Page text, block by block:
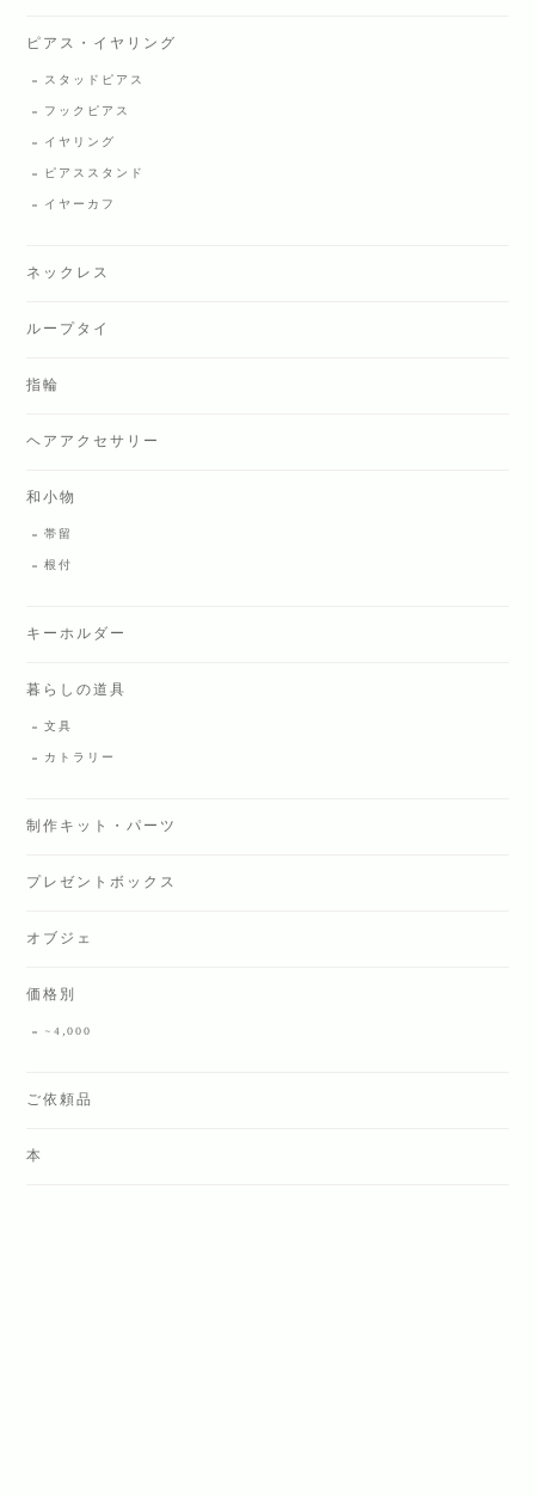
ピアス・イヤリング
スタッドピアス
フックピアス
イヤリング
ピアススタンド
イヤーカフ
ネックレス
ループタイ
指輪
ヘアアクセサリー
和小物
帯留
根付
キーホルダー
暮らしの道具
文具
カトラリー
制作キット・パーツ
プレゼントボックス
オブジェ
価格別
~4,000
ご依頼品
本